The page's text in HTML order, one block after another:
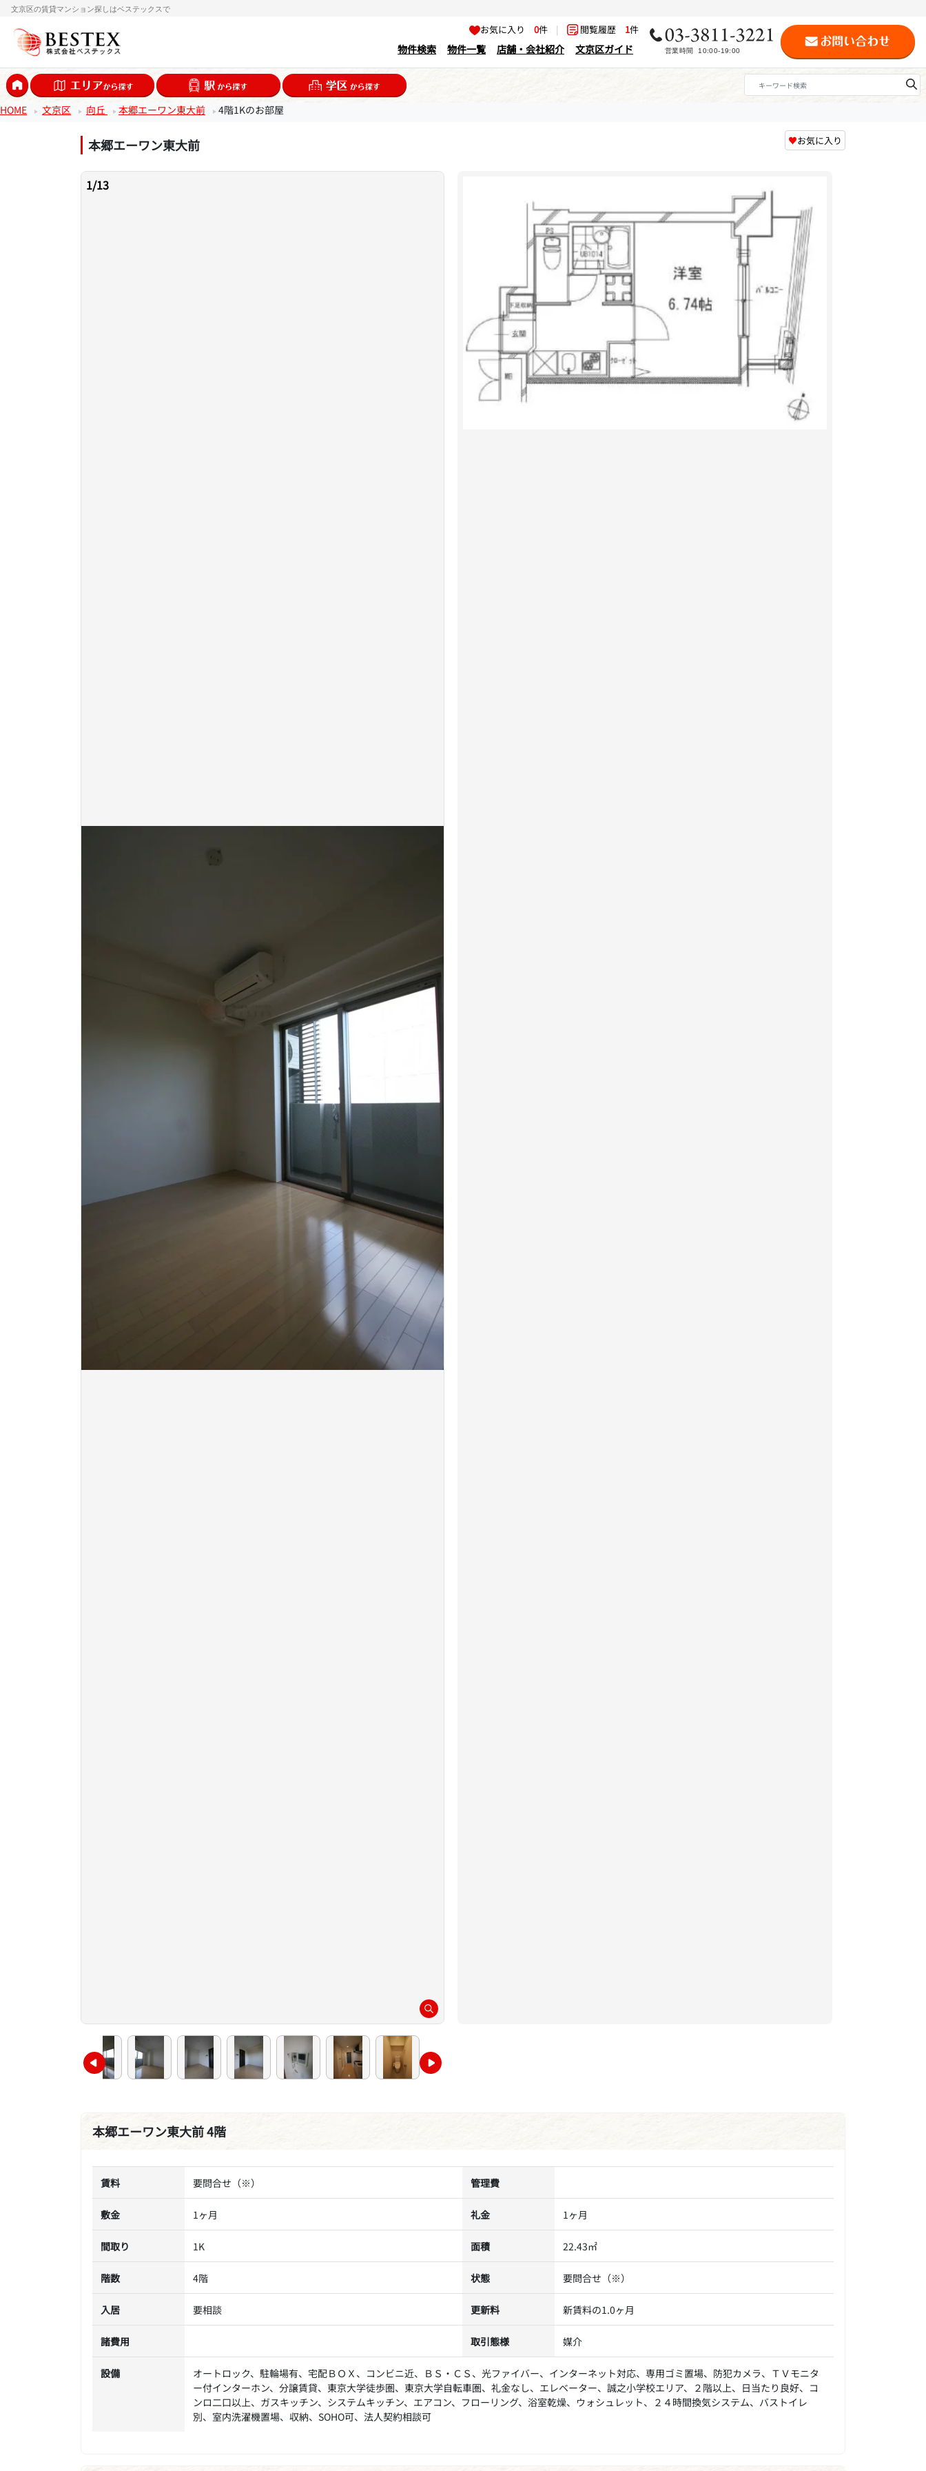
文京区の賃貸マンション探しはベステックスで
お気に入り0件 | 閲覧履歴 1件
物件検索 物件一覧 店舗・会社紹介 文京区ガイド
HOME 文京区 向丘 本郷エーワン東大前 4階1Kのお部屋
本郷エーワン東大前 ♥お気に入り
1/13
本郷エーワン東大前 4階
賃料 要問合せ（※） 管理費
敷金 1ヶ月 礼金 1ヶ月
間取り 1K 面積 22.43㎡
階数 4階 状態 要問合せ（※）
入居 要相談 更新料 新賃料の1.0ヶ月
諸費用 取引態様 媒介
設備
オートロック、駐輪場有、宅配ＢＯＸ、コンビニ近、ＢＳ・ＣＳ、光ファイバー、インターネット対応、専用ゴミ置場、防犯カメラ、ＴＶモニタ
ー付インターホン、分譲賃貸、東京大学徒歩圏、東京大学自転車圏、礼金なし、エレベーター、誠之小学校エリア、２階以上、日当たり良好、コ
ンロ二口以上、ガスキッチン、システムキッチン、エアコン、フローリング、浴室乾燥、ウォシュレット、２４時間換気システム、バストイレ
別、室内洗濯機置場、収納、SOHO可、法人契約相談可